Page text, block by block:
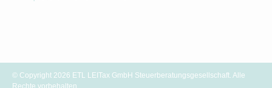
© Copyright 2026 ETL LEITax GmbH Steuerberatungsgesellschaft. Alle